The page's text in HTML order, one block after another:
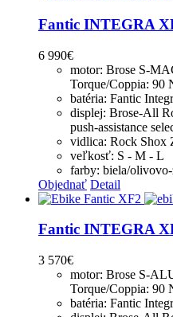
Fantic INTEGRA
6 990€
motor: Brose S-
Torque/Coppia: 90
batéria: Fantic
displej: Brose-All
push-assistance
vidlica: Rock Shox
veľkosť: S - M - L
farby: biela/olivovo-
Objednať Detail
Fantic INTEGRA
3 570€
motor: Brose S-
Torque/Coppia: 90
batéria: Fantic